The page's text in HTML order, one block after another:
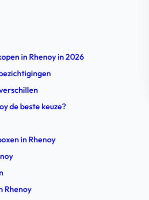
in Rhenoy in 2026
de beste keuze?
in Rhenoy
Rhenoy